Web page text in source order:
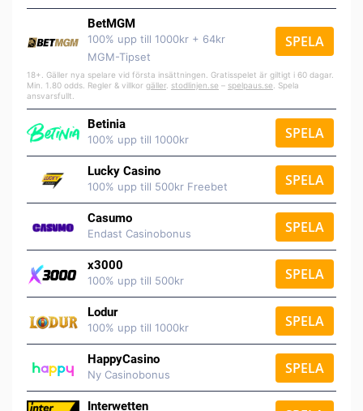
BetMGM
100% upp till 1000kr + 64kr
MGM-Tipset
SPELA
18+. Gäller nya spelare vid första insättningen. Gratisspelet är giltigt i 60 dagar.
Min. 1.80 odds. Regler & villkor gäller stodlinjen.se – spelpaus.se . Spela
ansvarsfullt.
Betinia
100% upp till 1000kr SPELA
Lucky Casino
100% upp till 500kr Freebet SPELA
Casumo
Endast Casinobonus SPELA
x3000
100% upp till 500kr SPELA
Lodur
100% upp till 1000kr SPELA
HappyCasino
Ny Casinobonus SPELA
Interwetten